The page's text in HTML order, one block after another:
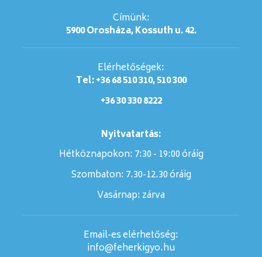
Címünk:
5900 Orosháza, Kossuth u. 42.
Elérhetőségek:
Tel: +36 68 510 310, 510 300
+36 30 330 8222
Nyitvatartás:
Hétköznapokon: 7:30 - 19:00 óráig
Szombaton:7.30-12.30 óráig
Vasárnap:zárva
Email-es elérhetőség:
info@feherkigyo.hu